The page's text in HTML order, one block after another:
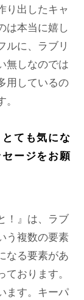
り出したキャ
は本当に嬉し
ルに、ラブリ
無しなのでは
用しているの
ても気にな
ージをお願
！』は、ラブ
う複数の要素
なる要素があ
おります。
ます。キーパ